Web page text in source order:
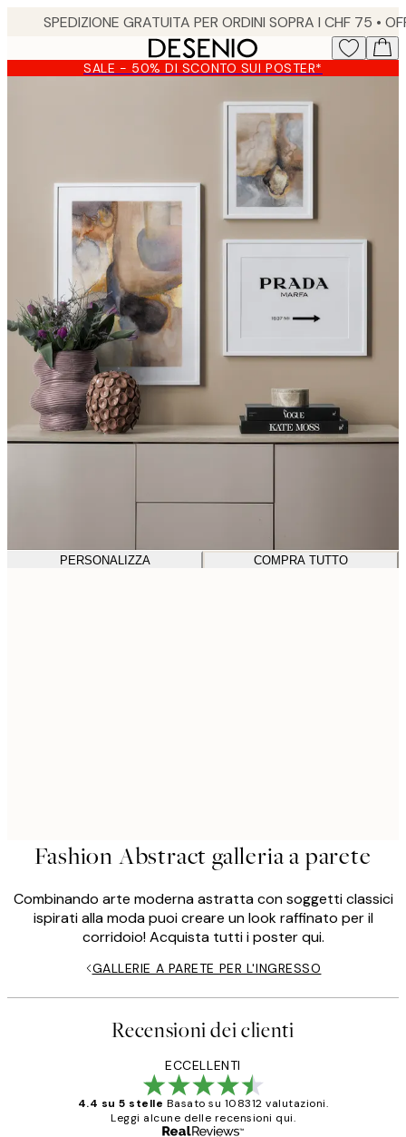
content.
SALE - 50% DI SCONTO SUI POSTER*
PERSONALIZZA COMPRA TUTTO
Fashion Abstract galleria a parete
Combinando arte moderna astratta con soggetti classici
ispirati alla moda puoi creare un look raffinato per il
corridoio! Acquista tutti i poster qui.
GALLERIE A PARETE PER L'INGRESSO
Recensioni dei clienti
ECCELLENTI
4.4 su 5 stelle Basato su 108312 valutazioni.
Leggi alcune delle recensioni qui.